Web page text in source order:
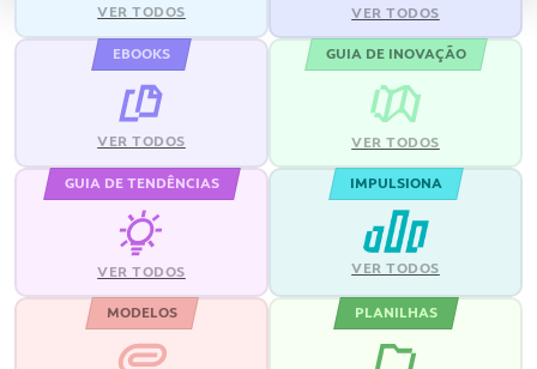
VER TODOS VER TODOS
EBOOKS
VER TODOS
GUIA DE INOVAÇÃO
VER TODOS
GUIA DE TENDÊNCIAS
VER TODOS
IMPULSIONA
VER TODOS
MODELOS PLANILHAS